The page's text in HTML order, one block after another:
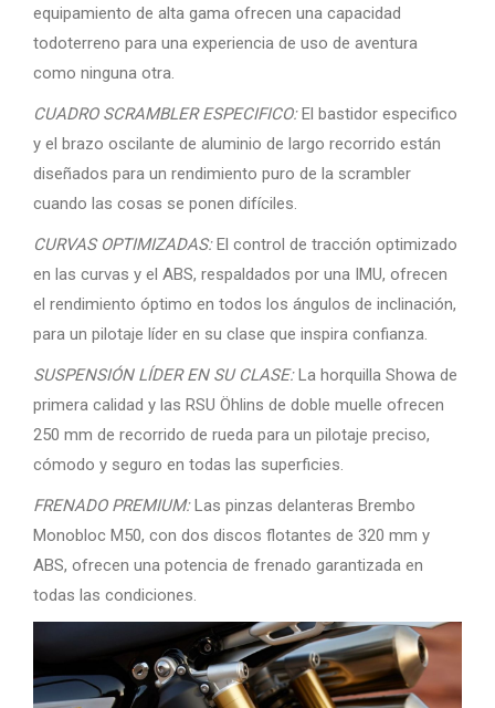
equipamiento de alta gama ofrecen una capacidad
todoterreno para una experiencia de uso de aventura
como ninguna otra.
CUADRO SCRAMBLER ESPECIFICO:El bastidor especifico
y el brazo oscilante de aluminio de largo recorrido están
diseñados para un rendimiento puro de la scrambler
cuando las cosas se ponen difíciles.
CURVAS OPTIMIZADAS:El control de tracción optimizado
en las curvas y el ABS, respaldados por una IMU, ofrecen
el rendimiento óptimo en todos los ángulos de inclinación,
para un pilotaje líder en su clase que inspira confianza.
SUSPENSIÓN LÍDER EN SU CLASE:La horquilla Showa de
primera calidad y las RSU Öhlins de doble muelle ofrecen
250 mm de recorrido de rueda para un pilotaje preciso,
cómodo y seguro en todas las superficies.
FRENADO PREMIUM:Las pinzas delanteras Brembo
Monobloc M50, con dos discos flotantes de 320 mm y
ABS, ofrecen una potencia de frenado garantizada en
todas las condiciones.